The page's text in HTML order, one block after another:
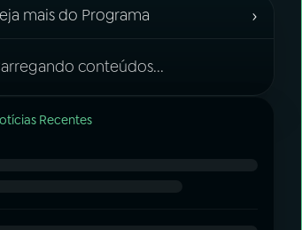
mais do Programa ›
conteúdos...
Recentes